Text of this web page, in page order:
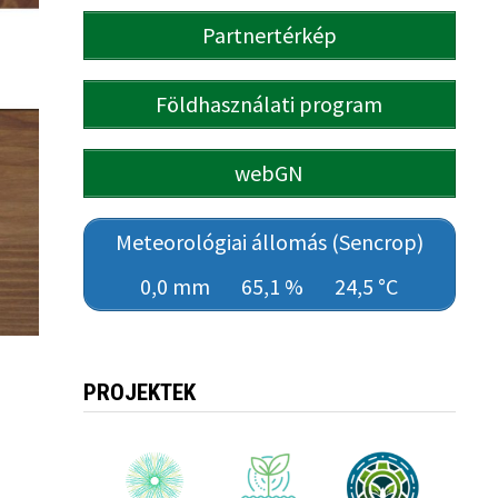
Partnertérkép
Földhasználati program
webGN
Meteorológiai állomás (Sencrop)
0,0 mm
65,1 % 24,5 °C
PROJEKTEK